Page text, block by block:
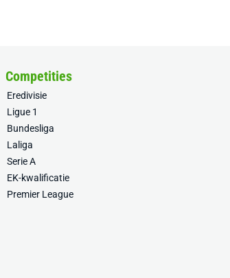
Competities
Eredivisie
Ligue 1
Bundesliga
Laliga
Serie A
EK-kwalificatie
Premier League